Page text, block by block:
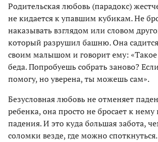
Родительская любовь (парадокс)
не кидается к упавшим кубикам. Не
наказывать взглядом или словом
который разрушил башню. Она
своим малышом и говорит ему: «Такое
беда. Попробуешь собрать заново?
помогу, но уверена, ты можешь сам».
Безусловная любовь не отменяет
ребенка, она просто не бросает к нему
падения. И это куда большая забота,
соломки везде, где можно споткнуться.